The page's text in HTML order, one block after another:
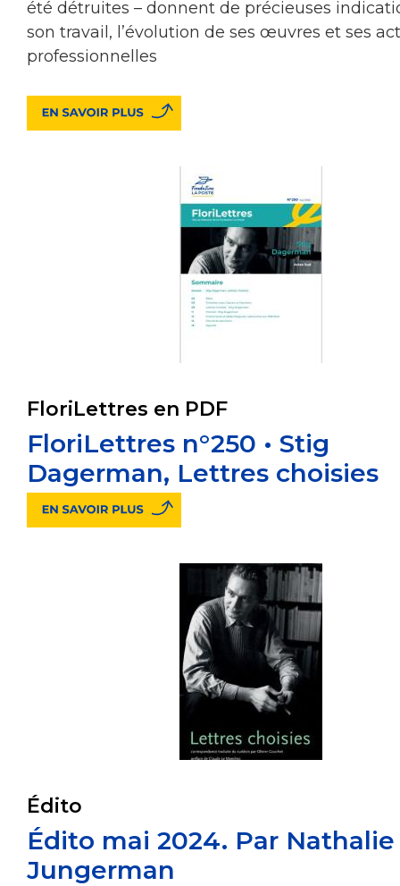
été détruites – donnent de précieuses
son travail, l’évolution de ses œuvres et ses
professionnelles
FloriLettres en PDF
FloriLettres n°250 • Stig
Dagerman, Lettres choisies
Édito
Édito mai 2024. Par Nathalie
Jungerman